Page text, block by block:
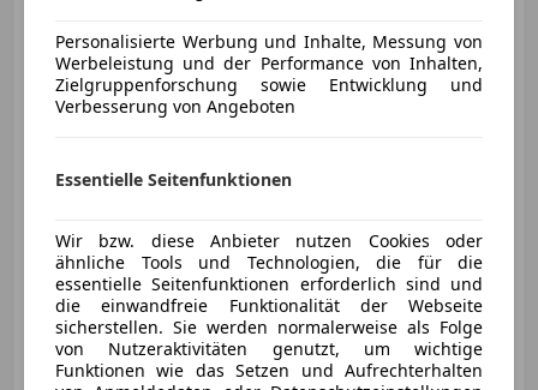
06/2025 19 399 km Benzin
96 kW (131 PS)
Autohaus Pichler GmbH
Personalisierte Werbung und Inhalte, Messung von
Werbeleistung und der Performance von Inhalten,
Zielgruppenforschung sowie Entwicklung und
Verbesserung von Angeboten
Essentielle Seitenfunktionen
Wir bzw. diese Anbieter nutzen Cookies oder
ähnliche Tools und Technologien, die für die
essentielle Seitenfunktionen erforderlich sind und
die einwandfreie Funktionalität der Webseite
sicherstellen. Sie werden normalerweise als Folge
von Nutzeraktivitäten genutzt, um wichtige
Funktionen wie das Setzen und Aufrechterhalten